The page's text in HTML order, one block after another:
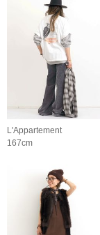
L'Appartement
167cm